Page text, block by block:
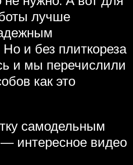
лучше
и без плиткореза
и мы перечислили
как это
самодельным
интересное видео